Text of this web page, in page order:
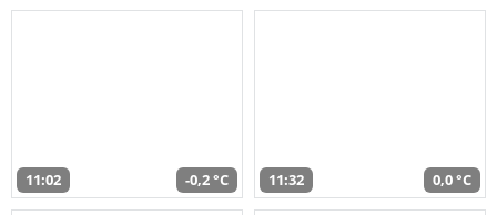
11:02 -0,2 °C 11:32 0,0 °C